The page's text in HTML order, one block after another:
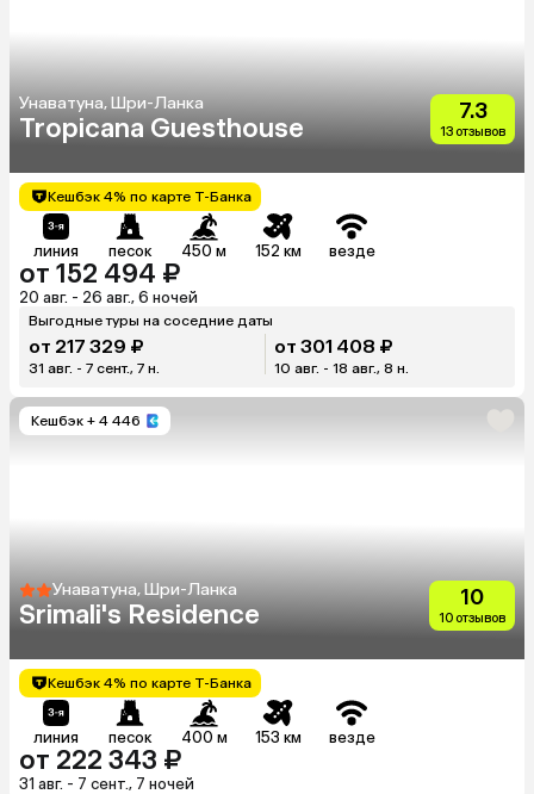
Унаватуна, Шри-Ланка
Tropicana Guesthouse
7.3
13 отзывов
Кешбэк 4% по карте Т-Банка
линия песок 450 м 152 км везде
от 152 494 ₽
20 авг. - 26 авг., 6 ночей
Выгодные туры на соседние даты
от 217 329 ₽
31 авг. - 7 сент., 7 н.
от 301 408 ₽
10 авг. - 18 авг., 8 н.
Кешбэк + 4 446
Унаватуна, Шри-Ланка
Srimali's Residence
10
10 отзывов
Кешбэк 4% по карте Т-Банка
линия песок 400 м 153 км везде
от 222 343 ₽
31 авг. - 7 сент., 7 ночей